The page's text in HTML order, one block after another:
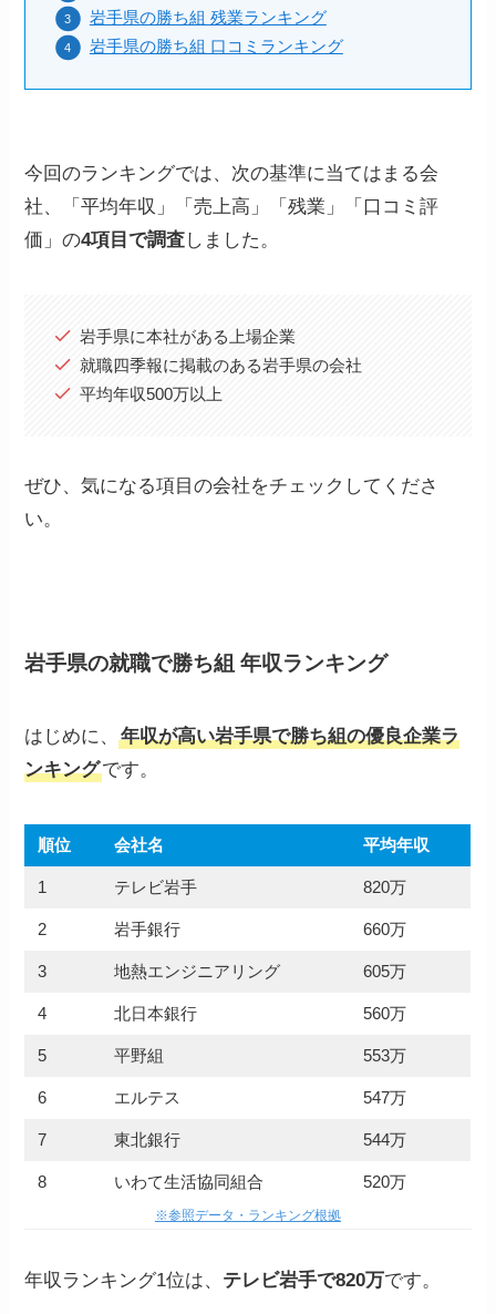
岩手県の勝ち組 残業ランキング
岩手県の勝ち組 口コミランキング
今回のランキングでは、次の基準に当てはまる会
社、「平均年収」「売上高」「残業」「口コミ評
価」の4項目で調査しました。
岩手県に本社がある上場企業
就職四季報に掲載のある岩手県の会社
平均年収500万以上
ぜひ、気になる項目の会社をチェックしてくださ
い。
岩手県の就職で勝ち組 年収ランキング
はじめに、年収が高い岩手県で勝ち組の優良企業ラ
ンキングです。
順位 会社名 平均年収
1 テレビ岩手 820万
2 岩手銀行 660万
3 地熱エンジニアリング 605万
4 北日本銀行 560万
5 平野組 553万
6 エルテス 547万
7 東北銀行 544万
8 いわて生活協同組合 520万
※参照データ・ランキング根拠
年収ランキング1位は、 テレビ岩手で820万です。